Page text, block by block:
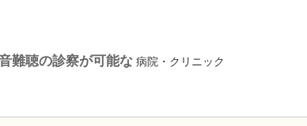
難聴の診察が可能な 病院・クリニック